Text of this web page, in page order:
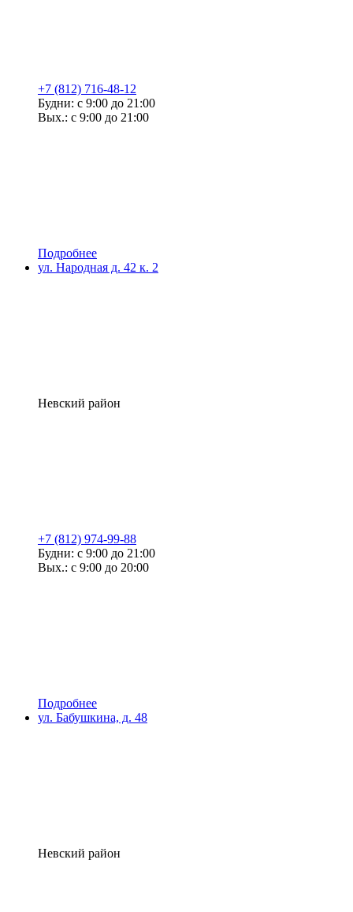
+7 (812) 716-48-12
Будни: с 9:00 до 21:00
Вых.: с 9:00 до 21:00
Подробнее
ул. Народная д. 42 к. 2
Невский район
+7 (812) 974-99-88
Будни: с 9:00 до 21:00
Вых.: с 9:00 до 20:00
Подробнее
ул. Бабушкина, д. 48
Невский район